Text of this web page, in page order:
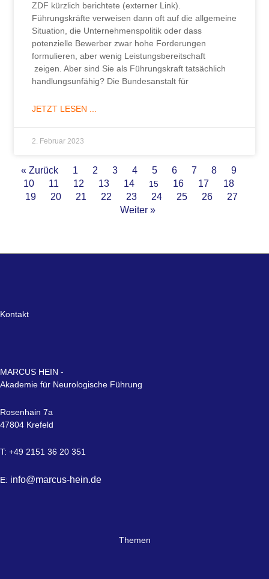
ZDF kürzlich berichtete (externer Link).
Führungskräfte verweisen dann oft auf die allgemeine
Situation, die Unternehmenspolitik oder dass
potenzielle Bewerber zwar hohe Forderungen
formulieren, aber wenig Leistungsbereitschaft
zeigen. Aber sind Sie als Führungskraft tatsächlich
handlungsunfähig? Die Bundesanstalt für
JETZT LESEN ...
2. Februar 2023
« Zurück 1 2 3 4 5 6 7 8
9
10
11 12 13 14 15 16 17
18
19
20 21 22 23 24 25 26
27
Weiter »
Kontakt
MARCUS HEIN -
Akademie für Neurologische Führung
Rosenhain 7a
47804 Krefeld
T: +49 2151 36 20 351
E: info@marcus-hein.de
Themen